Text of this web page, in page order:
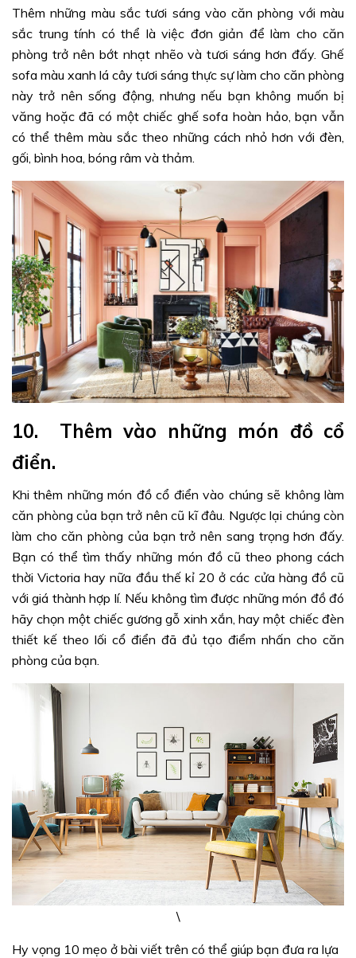
Thêm những màu sắc tươi sáng vào căn phòng với màu
sắc trung tính có thể là việc đơn giản để làm cho căn
phòng trở nên bớt nhạt nhẽo và tươi sáng hơn đấy. Ghế
sofa màu xanh lá cây tươi sáng thực sự làm cho căn phòng
này trở nên sống động, nhưng nếu bạn không muốn bị
văng hoặc đã có một chiếc ghế sofa hoàn hảo, bạn vẫn
có thể thêm màu sắc theo những cách nhỏ hơn với đèn,
gối, bình hoa, bóng râm và thảm.
10. Thêm vào những món đồ cổ
điển.
Khi thêm những món đồ cổ điển vào chúng sẽ không làm
căn phòng của bạn trở nên cũ kĩ đâu. Ngược lại chúng còn
làm cho căn phòng của bạn trở nên sang trọng hơn đấy.
Bạn có thể tìm thấy những món đồ cũ theo phong cách
thời Victoria hay nữa đầu thế kỉ 20 ở các cửa hàng đồ cũ
với giá thành hợp lí. Nếu không tìm được những món đồ đó
hãy chọn một chiếc gương gỗ xinh xắn, hay một chiếc đèn
thiết kế theo lối cổ điển đã đủ tạo điểm nhấn cho căn
phòng của bạn.
\
Hy vọng 10 mẹo ở bài viết trên có thể giúp bạn đưa ra lựa